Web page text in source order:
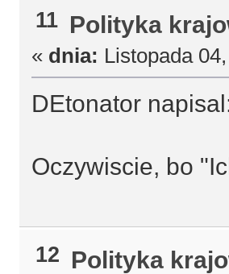
11 Polityka
« dnia: Listopada
DEtonator
Oczywiscie, bo
12 Polityka